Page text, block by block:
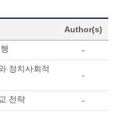
Author(s)
-
정치사회적
-
전략 -